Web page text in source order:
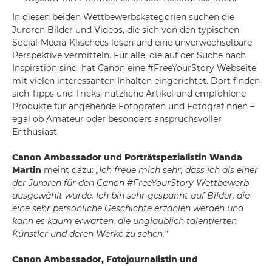
In diesen beiden Wettbewerbskategorien suchen die
Juroren Bilder und Videos, die sich von den typischen
Social-Media-Klischees lösen und eine unverwechselbare
Perspektive vermitteln. Für alle, die auf der Suche nach
Inspiration sind, hat Canon eine #FreeYourStory Webseite
mit vielen interessanten Inhalten eingerichtet. Dort finden
sich Tipps und Tricks, nützliche Artikel und empfohlene
Produkte für angehende Fotografen und Fotografinnen –
egal ob Amateur oder besonders anspruchsvoller
Enthusiast.
Canon Ambassador und Porträtspezialistin Wanda
Martin meint dazu: „Ich freue mich sehr, dass ich als einer
der Juroren für den Canon #FreeYourStory Wettbewerb
ausgewählt wurde. Ich bin sehr gespannt auf Bilder, die
eine sehr persönliche Geschichte erzählen werden und
kann es kaum erwarten, die unglaublich talentierten
Künstler und deren Werke zu sehen.“
Canon Ambassador, Fotojournalistin und